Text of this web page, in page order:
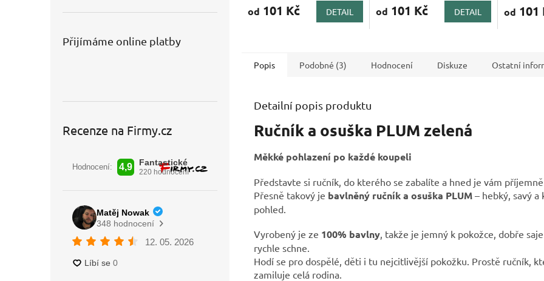
Přijímáme online platby
Recenze na Firmy.cz
od 101 Kč DETAIL od 101 Kč DETAIL od 101
Popis Podobné (3) Hodnocení Diskuze Ostatní
Detailní popis produktu
Ručník a osuška PLUM zelená
Měkké pohlazení po každé koupeli
Představte si ručník, do kterého se zabalíte a hned je vám
Přesně takový je bavlněný ručník a osuška PLUM – hebký, savý a
pohled.
Vyrobený je ze 100% bavlny , takže je jemný k pokožce, dobře
rychle schne.
Hodí se pro dospělé, děti i tu nejcitlivější pokožku. Prostě ručník,
zamiluje celá rodina.